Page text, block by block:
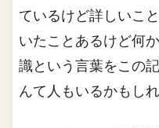
ているけど詳しいこ
いたことあるけど何
識という言葉をこの
んて人もいるかもしれ